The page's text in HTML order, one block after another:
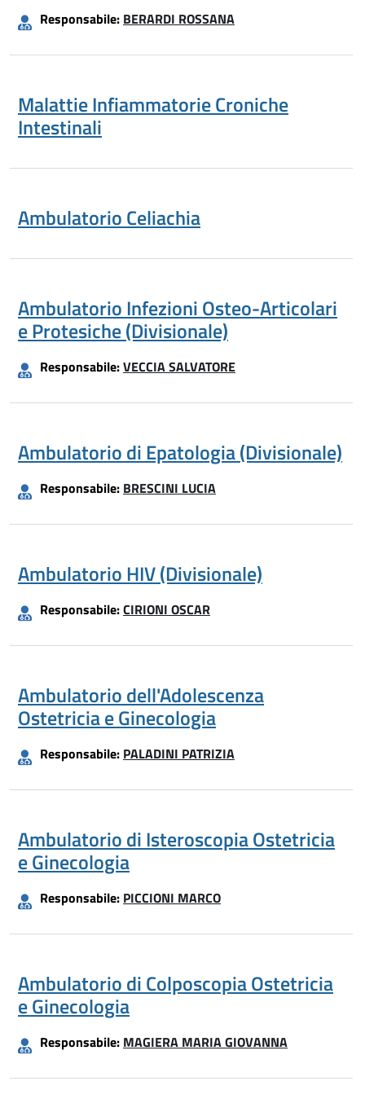
Responsabile: BERARDI ROSSANA
Malattie Infiammatorie Croniche
Intestinali
Ambulatorio Celiachia
Ambulatorio Infezioni Osteo-Articolari
e Protesiche (Divisionale)
Responsabile:VECCIA SALVATORE
Ambulatorio di Epatologia (Divisionale)
Responsabile: BRESCINI LUCIA
Ambulatorio HIV (Divisionale)
Responsabile:CIRIONI OSCAR
Ambulatorio dell'Adolescenza
Ostetricia e Ginecologia
Responsabile: PALADINI PATRIZIA
Ambulatorio di Isteroscopia Ostetricia
e Ginecologia
Responsabile: PICCIONI MARCO
Ambulatorio di Colposcopia Ostetricia
e Ginecologia
Responsabile: MAGIERA MARIA GIOVANNA